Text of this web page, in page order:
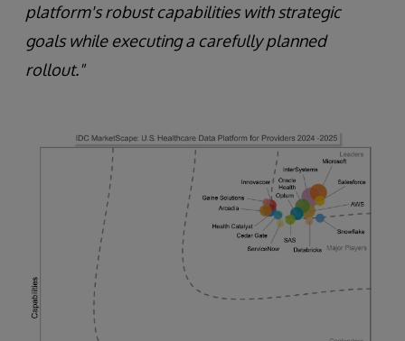
platform's robust capabilities with strategic
goals while executing a carefully planned
rollout."